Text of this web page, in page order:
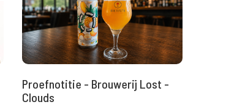
Proefnotitie - Brouwerij Lost -
Clouds